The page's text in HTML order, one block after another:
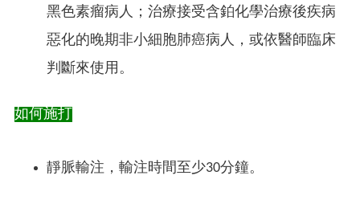
黑色素瘤病人；治療接受含鉑化學治療後疾病
惡化的晚期非小細胞肺癌病人，或依醫師臨床
判斷來使用。
如何施打
靜脈輸注，輸注時間至少30分鐘。